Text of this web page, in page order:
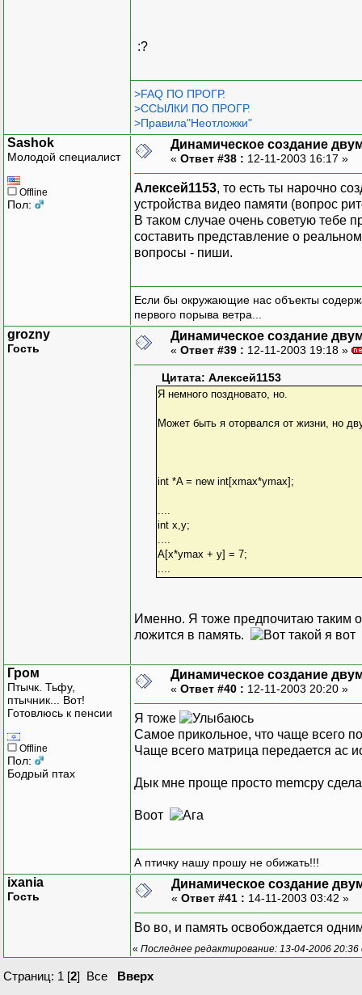
:?
>FAQ ПО ПРОГР.
>ССЫЛКИ ПО ПРОГР.
>Правила"Неотложки"
Sashok
Молодой специалист
Offline
Пол:
Динамическое создание
« Ответ #38 : 12-11-2003 16:17 »
Алексей1153, то есть ты нарочно
устройства видео памяти (вопрос
В таком случае очень советую тебе
составить представление о
вопросы - пиши.
Если бы окружающие нас объекты
первого порыва ветра...
grozny
Гость
Динамическое создание
« Ответ #39 : 12-11-2003 19:18 »
Цитата: Алексей1153
Я немного поздновато, но.
Может быть я оторвался от жизни, но
int *A = new int[xmax*ymax];
int x,y;
A[x*ymax + y] = 7;
Именно. Я тоже предпочитаю таким
ложится в память.
Гром
Птычк. Тьфу,
птычник... Вот!
Готовлюсь к пенсии
Offline
Пол:
Бодрый птах
Динамическое создание
« Ответ #40 : 12-11-2003 20:20 »
Я тоже
Самое прикольное, что чаще всего
Чаще всего матрица передается ас
Дык мне проще просто memcpy
Воот
А птичку нашу прошу не обижать!!!
ixania
Гость
Динамическое создание
« Ответ #41 : 14-11-2003 03:42 »
Во во, и память освобождается
« Последнее редактирование: 13-04-2006
Страниц: 1 [2] Все Вверх